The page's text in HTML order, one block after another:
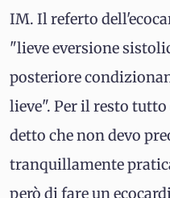
IM. Il referto
"lieve eversione
posteriore
lieve". Per il resto
detto che non devo
tranquillamente
però di fare un